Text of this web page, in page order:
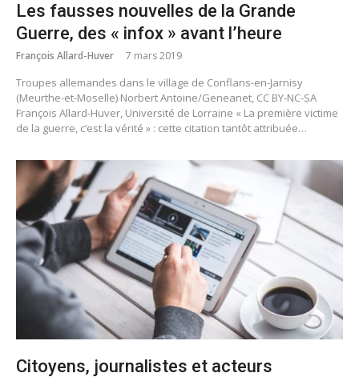
Les fausses nouvelles de la Grande
Guerre, des « infox » avant l’heure
François Allard-Huver 7 mars 2019
Troupes allemandes dans le village de Conflans-en-Jarnisy
(Meurthe-et-Moselle) Norbert Antoine/Geneanet, CC BY-NC-SA
François Allard-Huver, Université de Lorraine « La première victime
de la guerre, c’est la vérité » : cette citation tantôt attribuée…
Citoyens, journalistes et acteurs